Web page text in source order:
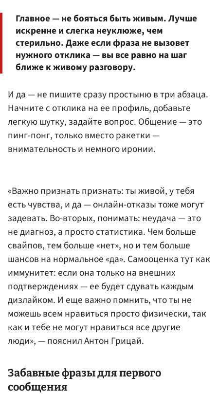
Главное — не бояться быть живым. Лучше
искренне и слегка неуклюже, чем
стерильно. Даже если фраза не вызовет
нужного отклика — вы все равно на шаг
ближе к живому разговору.
И да — не пишите сразу простыню в три абзаца.
Начните с отклика на ее профиль, добавьте
легкую шутку, задайте вопрос. Общение — это
пинг-понг, только вместо ракетки —
внимательность и немного иронии.
«Важно признать признать: ты живой, у тебя
есть чувства, и да — онлайн-отказы тоже могут
задевать. Во-вторых, понимать: неудача — это
не диагноз, а просто статистика. Чем больше
свайпов, тем больше «нет», но и тем больше
шансов на нормальное «да». Самооценка тут как
иммунитет: если она только на внешних
подтверждениях — ее будет сдувать каждым
дизлайком. И еще важно помнить, что ты не
можешь всем нравиться просто физически, так
как и тебе не могут нравиться все другие
люди», — пояснил Антон Грицай.
Забавные фразы для первого
сообщения